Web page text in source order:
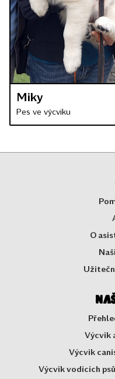
Miky
Pes ve výcviku
O
Výcvik
Výcvik
Výcvik vodících